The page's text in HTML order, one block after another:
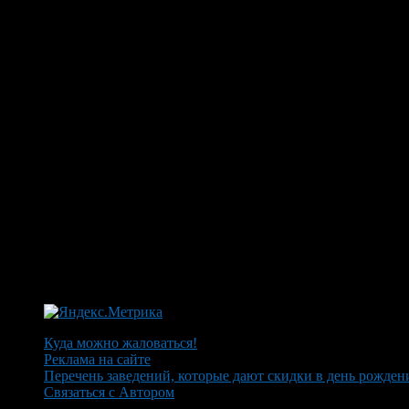
Куда можно жаловаться!
Реклама на сайте
Перечень заведений, которые дают скидки в день
Связаться с Автором